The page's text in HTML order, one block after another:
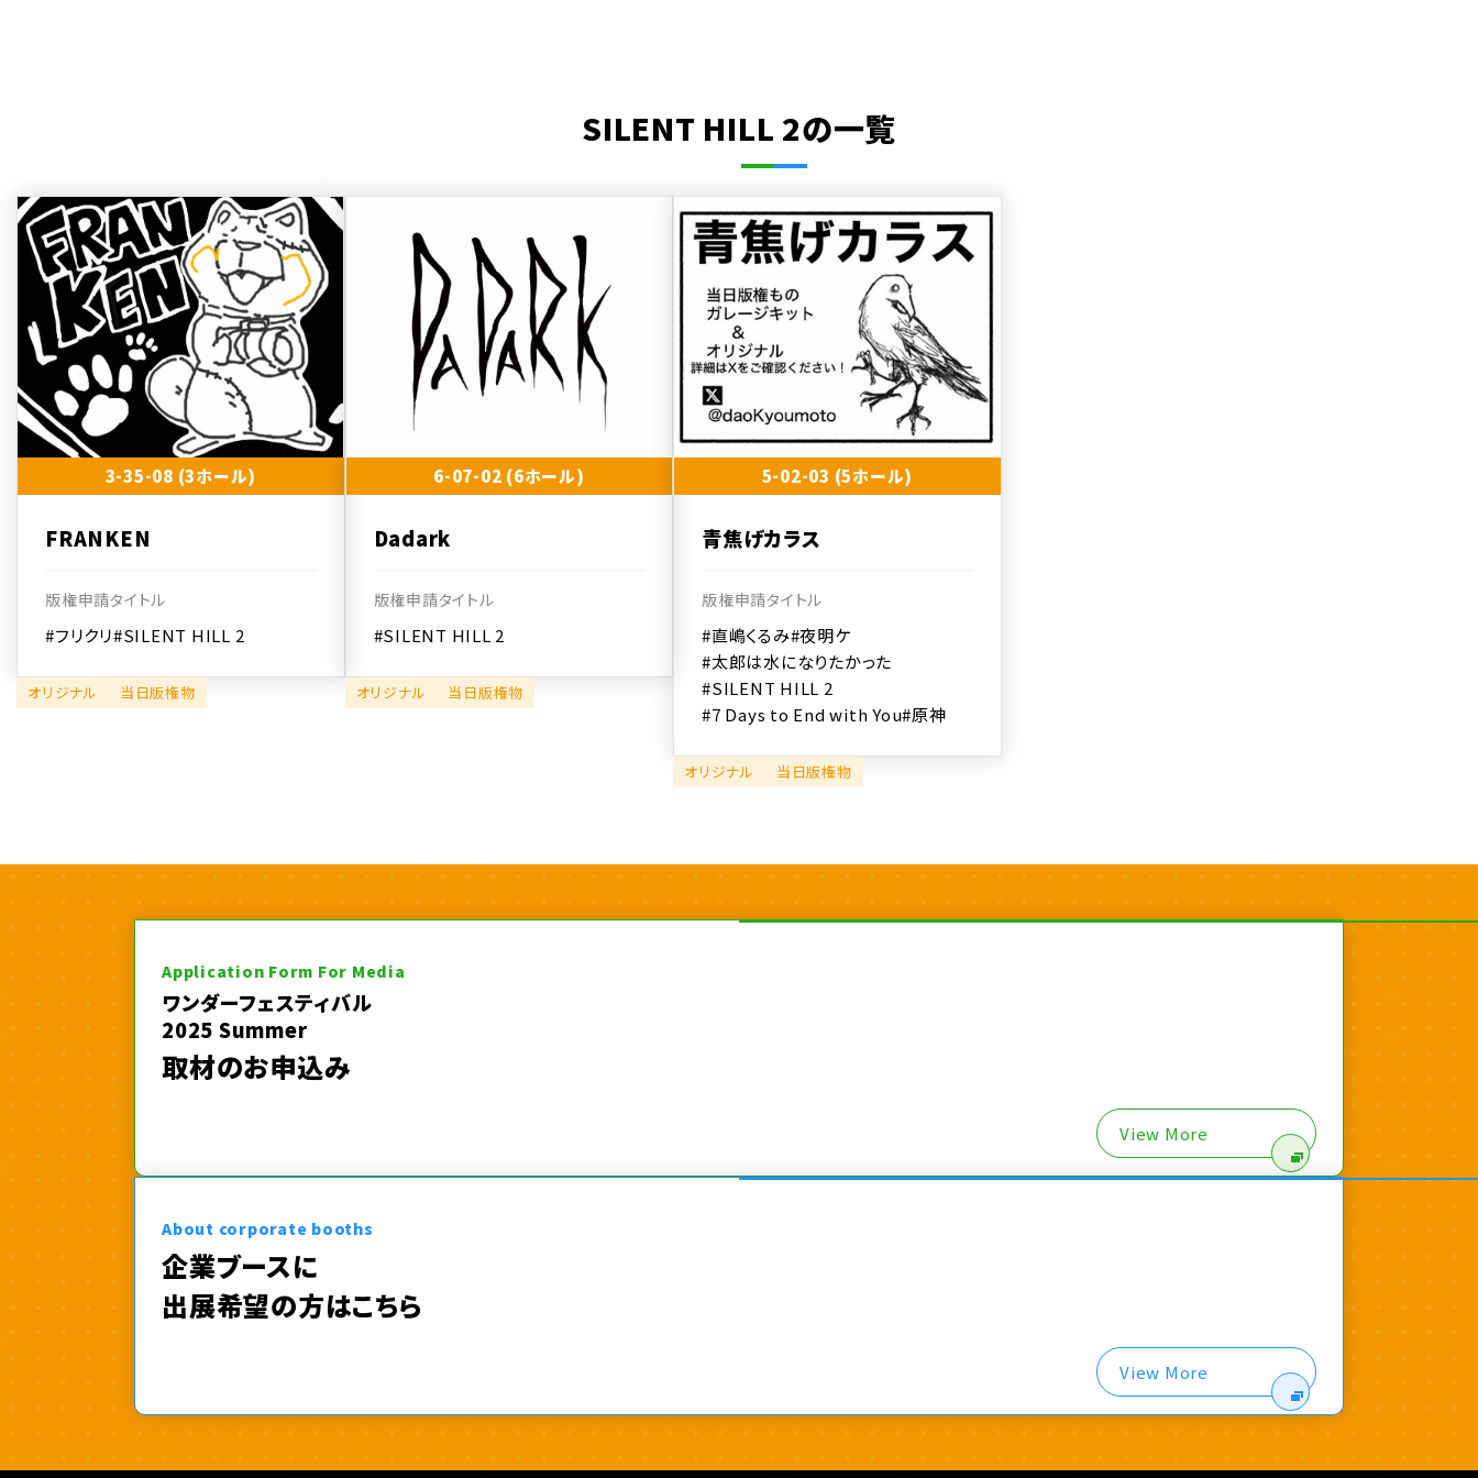
SILENT HILL 2の一覧
3-35-08 (3ホール)
FRANKEN
版権申請タイトル
#フリクリ#SILENT HILL 2
オリジナル 当日版権物
6-07-02 (6ホール)
Dadark
版権申請タイトル
#SILENT HILL 2
オリジナル 当日版権物
5-02-03 (5ホール)
青焦げカラス
版権申請タイトル
#直嶋くるみ#夜明ケ
#太郎は水になりたかった
#SILENT HILL 2
#7 Days to End with You#原神
オリジナル 当日版権物
Application Form For Media
ワンダーフェスティバル
2025 Summer
取材のお申込み
View More
About corporate booths
企業ブースに
出展希望の方はこちら
View More